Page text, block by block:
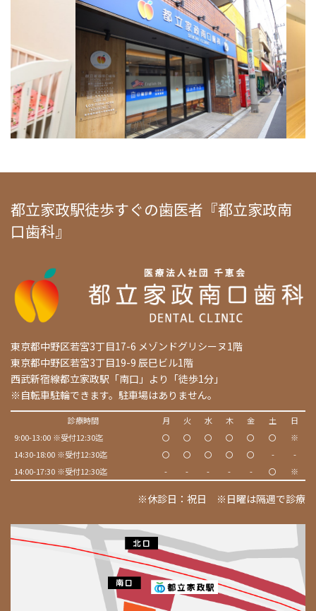
都立家政駅徒歩すぐの歯医者『都立家政南
口歯科』
東京都中野区若宮3丁目17-6 メゾンドグリシーヌ1階
東京都中野区若宮3丁目19-9 辰巳ビル1階
西武新宿線都立家政駅「南口」より「徒歩1分」
※自転車駐輪できます。駐車場はありません。
診療時間 月 火 水 木 金 土
日
9:00-13:00 ※受付12:30迄
〇 〇 〇 〇 〇 〇
※
14:30-18:00 ※受付12:30迄
〇 〇 〇 〇 〇 -
-
14:00-17:30 ※受付12:30迄
- - - - - 〇 ※
※休診日：祝日 ※日曜は隔週で診療